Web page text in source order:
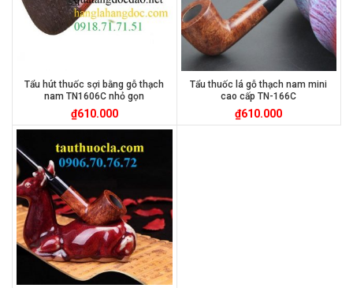
Tẩu hút thuốc sợi bằng gỗ thạch
nam TN1606C nhỏ gọn
₫610.000
Tẩu thuốc lá gỗ thạch nam mini
cao cấp TN-166C
₫610.000